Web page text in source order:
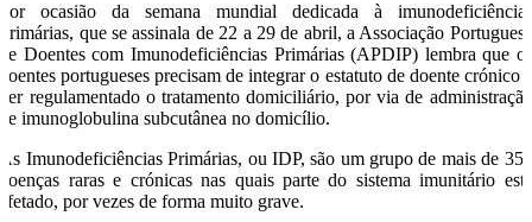
Por ocasião da semana mundial dedicada à imunodeficiências
Primárias, que se assinala de 22 a 29 de abril, a Associação Portuguesa
de Doentes com Imunodeficiências Primárias (APDIP) lembra que os
doentes portugueses precisam de integrar o estatuto de doente crónico e
ver regulamentado o tratamento domiciliário, por via de administração
de imunoglobulina subcutânea no domicílio.
As Imunodeficiências Primárias, ou IDP, são um grupo de mais de 350
doenças raras e crónicas nas quais parte do sistema imunitário está
afetado, por vezes de forma muito grave.